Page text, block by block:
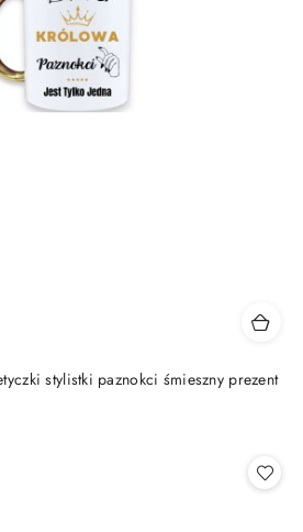
stylistki paznokci śmieszny prezent